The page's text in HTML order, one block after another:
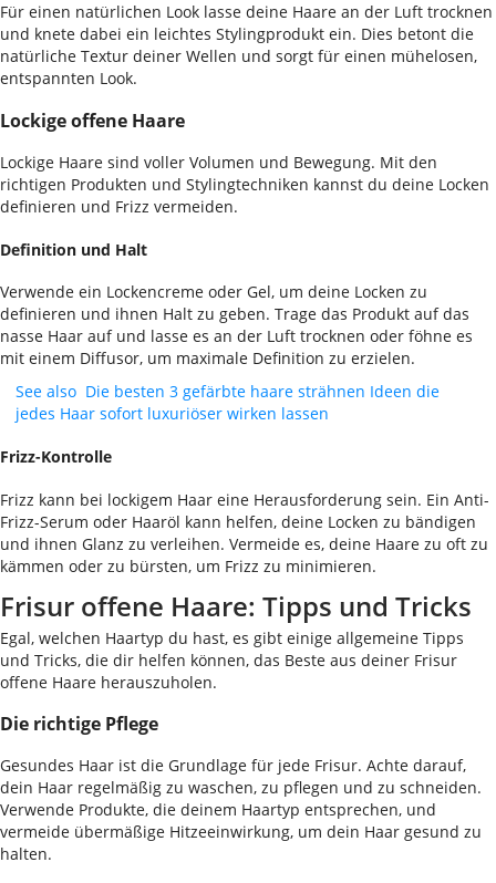
Für einen natürlichen Look lasse deine Haare an der Luft trocknen
und knete dabei ein leichtes Stylingprodukt ein. Dies betont die
natürliche Textur deiner Wellen und sorgt für einen mühelosen,
entspannten Look.
Lockige offene Haare
Lockige Haare sind voller Volumen und Bewegung. Mit den
richtigen Produkten und Stylingtechniken kannst du deine Locken
definieren und Frizz vermeiden.
Definition und Halt
Verwende ein Lockencreme oder Gel, um deine Locken zu
definieren und ihnen Halt zu geben. Trage das Produkt auf das
nasse Haar auf und lasse es an der Luft trocknen oder föhne es
mit einem Diffusor, um maximale Definition zu erzielen.
See also Die besten 3 gefärbte haare strähnen Ideen die
jedes Haar sofort luxuriöser wirken lassen
Frizz-Kontrolle
Frizz kann bei lockigem Haar eine Herausforderung sein. Ein Anti-
Frizz-Serum oder Haaröl kann helfen, deine Locken zu bändigen
und ihnen Glanz zu verleihen. Vermeide es, deine Haare zu oft zu
kämmen oder zu bürsten, um Frizz zu minimieren.
Frisur offene Haare: Tipps und Tricks
Egal, welchen Haartyp du hast, es gibt einige allgemeine Tipps
und Tricks, die dir helfen können, das Beste aus deiner Frisur
offene Haare herauszuholen.
Die richtige Pflege
Gesundes Haar ist die Grundlage für jede Frisur. Achte darauf,
dein Haar regelmäßig zu waschen, zu pflegen und zu schneiden.
Verwende Produkte, die deinem Haartyp entsprechen, und
vermeide übermäßige Hitzeeinwirkung, um dein Haar gesund zu
halten.